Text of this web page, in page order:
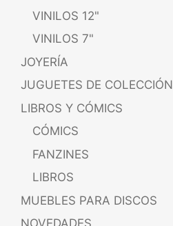
VINILOS 12"
VINILOS 7"
JOYERÍA
JUGUETES DE COLECCIÓN
LIBROS Y CÓMICS
CÓMICS
FANZINES
LIBROS
MUEBLES PARA DISCOS